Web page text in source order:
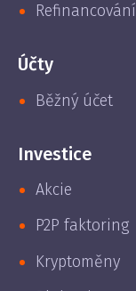
Refinancování
Účty
Běžný účet
Investice
Akcie
P2P faktoring
Kryptoměny